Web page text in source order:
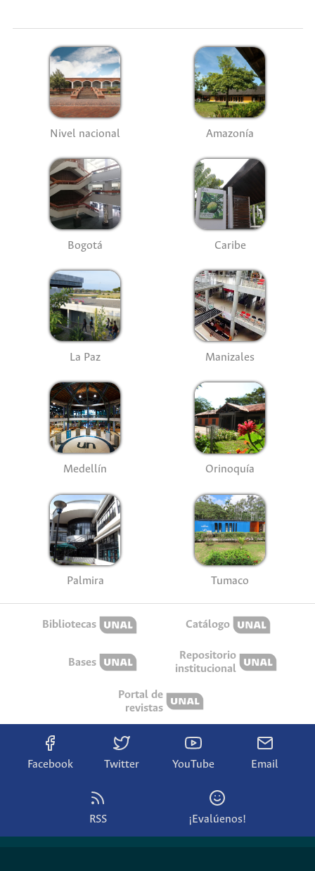
Nivel nacional Amazonía
Bogotá Caribe
La Paz Manizales
Medellín Orinoquía
Palmira Tumaco
Bibliotecas Catálogo
Bases
Repositorio
institucional
Portal de
revistas
Facebook Twitter YouTube Email
RSS ¡Evalúenos!